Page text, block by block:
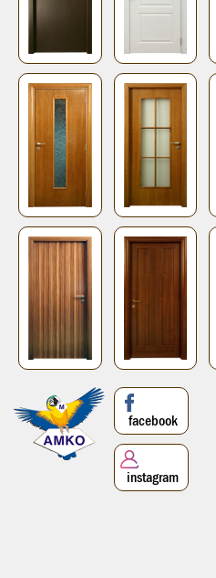
facebook
instagram